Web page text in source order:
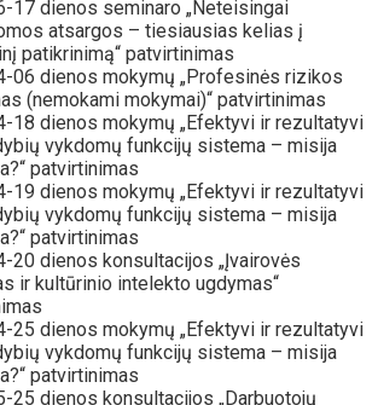
17 dienos seminaro „Neteisingai
atsargos – tiesiausias kelias į
patikrinimą“ patvirtinimas
06 dienos mokymų „Profesinės rizikos
(nemokami mokymai)“ patvirtinimas
18 dienos mokymų „Efektyvi ir rezultatyvi
vykdomų funkcijų sistema – misija
patvirtinimas
19 dienos mokymų „Efektyvi ir rezultatyvi
vykdomų funkcijų sistema – misija
patvirtinimas
20 dienos konsultacijos „Įvairovės
ir kultūrinio intelekto ugdymas“
25 dienos mokymų „Efektyvi ir rezultatyvi
vykdomų funkcijų sistema – misija
patvirtinimas
25 dienos konsultacijos „Darbuotojų